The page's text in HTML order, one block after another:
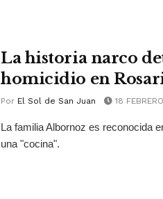
La historia narco
homicidio en
Por El Sol de San Juan 18
La familia Albornoz es reconocida
una "cocina".